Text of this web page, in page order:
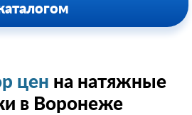
цен на натяжные
в Воронеже